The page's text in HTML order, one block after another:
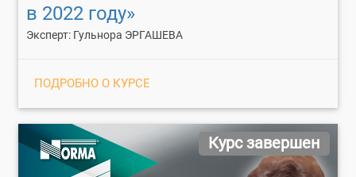
в 2022 году»
Эксперт: Гульнора ЭРГАШЕВА
ПОДРОБНО О КУРСЕ
Курс завершен